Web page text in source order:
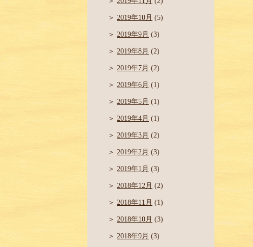
2019年10月 (5)
2019年9月 (3)
2019年8月 (2)
2019年7月 (2)
2019年6月 (1)
2019年5月 (1)
2019年4月 (1)
2019年3月 (2)
2019年2月 (3)
2019年1月 (3)
2018年12月 (2)
2018年11月 (1)
2018年10月 (3)
2018年9月 (3)